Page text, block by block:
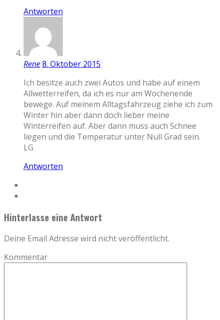
Antworten
Rene8. Oktober 2015
Ich besitze auch zwei Autos und habe auf einem
Allwetterreifen, da ich es nur am Wochenende
bewege. Auf meinem Alltagsfahrzeug ziehe ich zum
Winter hin aber dann doch lieber meine
Winterreifen auf. Aber dann muss auch Schnee
liegen und die Temperatur unter Null Grad sein.
LG
Antworten
Hinterlasse eine Antwort
Deine Email Adresse wird nicht veröffentlicht.
Kommentar